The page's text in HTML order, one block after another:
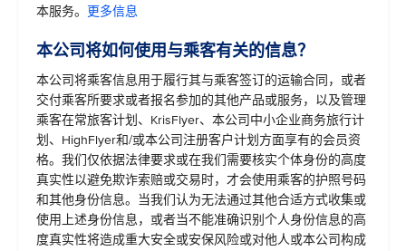
本服务。 更多信息
本公司将如何使用与乘客有关的信息？
本公司将乘客信息用于履行其与乘客签订的运输合同，或者
交付乘客所要求或者报名参加的其他产品或服务，以及管理
乘客在常旅客计划、KrisFlyer、本公司中小企业商务旅行计
划、HighFlyer和/或本公司注册客户计划方面享有的会员资
格。我们仅依据法律要求或在我们需要核实个体身份的高度
真实性以避免欺诈索赔或交易时，才会使用乘客的护照号码
和其他身份信息。当我们认为无法通过其他合适方式收集或
使用上述身份信息，或者当不能准确识别个人身份信息的高
度真实性将造成重大安全或安保风险或对他人或本公司构成